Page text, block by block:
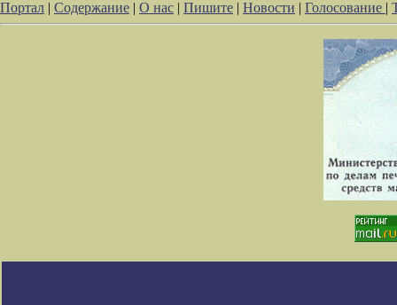
Портал | Содержание | О нас | Пишите | Новости | Голосование |